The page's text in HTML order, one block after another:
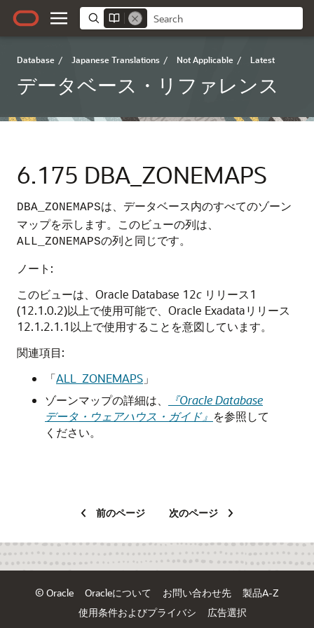
Database / Japanese Translations / Not Applicable / Latest
データベース・リファレンス
6.175 DBA_ZONEMAPS
DBA_ZONEMAPSは、データベース内のすべてのゾーン
マップを示します。このビューの列は、
ALL_ZONEMAPSの列と同じです。
ノート:
このビューは、Oracle Database 12c リリース1
(12.1.0.2)以上で使用可能で、Oracle Exadataリリース
12.1.2.1.1以上で使用することを意図しています。
関連項目:
「ALL_ZONEMAPS 」
ゾーンマップの詳細は、
『Oracle Database
データ・ウェアハウス・ガイド』 を参照して
ください。
前のページ 次のページ
© Oracle Oracleについて お問い合わせ先
製品A-Z
使用条件およびプライバシ
広告選択